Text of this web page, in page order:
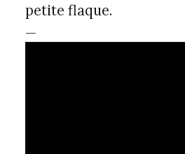
petite flaque.
—